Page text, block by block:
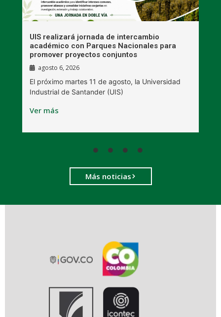
UIS realizará jornada de intercambio
académico con Parques Nacionales para
promover proyectos conjuntos
agosto 6, 2026
El próximo martes 11 de agosto, la Universidad
Industrial de Santander (UIS)
Ver más
Más noticias